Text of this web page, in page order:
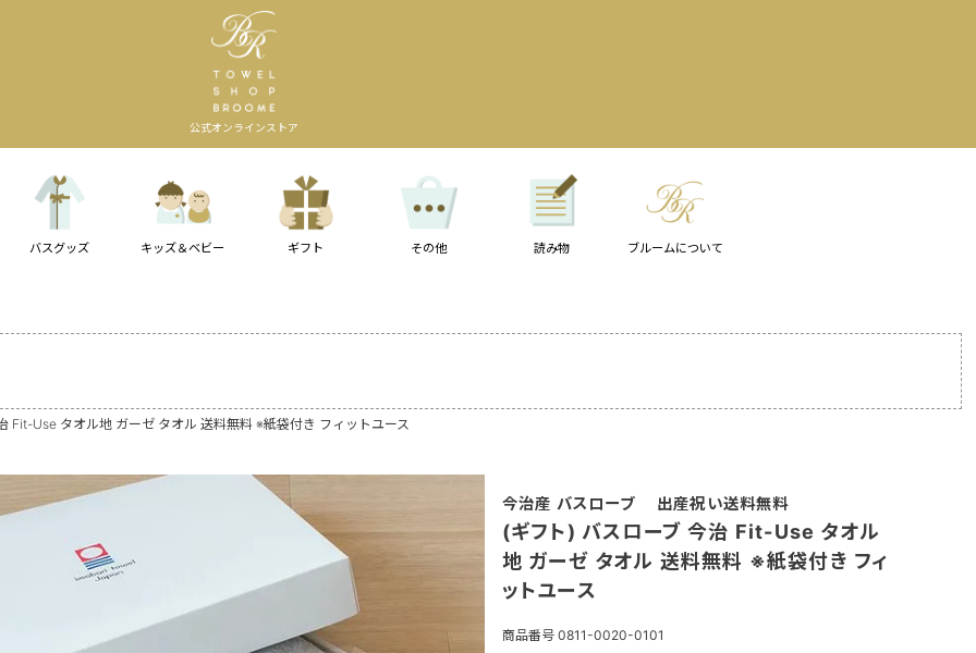
公式オンラインストア
バスグッズ キッズ＆ベビー ギフト その他 読み物 ブルームについて
Fit-Use タオル地 ガーゼ タオル 送料無料 ※紙袋付き フィットユース
今治産 バスローブ 出産祝い送料無料
(ギフト) バスローブ 今治 Fit-Use タオル
地 ガーゼ タオル 送料無料 ※紙袋付き フィ
ットユース
商品番号 0811-0020-0101